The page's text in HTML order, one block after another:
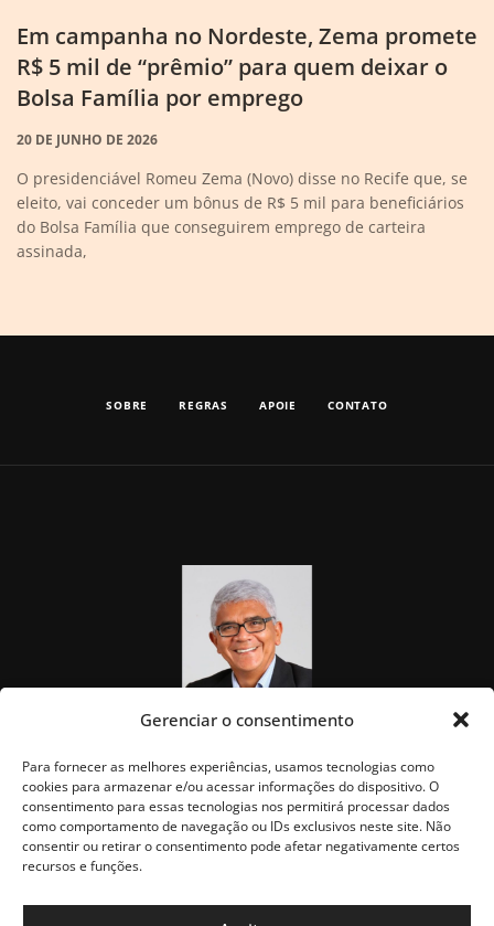
Gerenciar o consentimento
Para fornecer as melhores experiências, usamos tecnologias como
cookies para armazenar e/ou acessar informações do dispositivo. O
consentimento para essas tecnologias nos permitirá processar dados
como comportamento de navegação ou IDs exclusivos neste site. Não
consentir ou retirar o consentimento pode afetar negativamente certos
recursos e funções.
Em campanha no Nordeste, Zema promete
R$ 5 mil de “prêmio” para quem deixar o
Bolsa Família por emprego
20 DE JUNHO DE 2026
O presidenciável Romeu Zema (Novo) disse no Recife que, se
eleito, vai conceder um bônus de R$ 5 mil para beneficiários
do Bolsa Família que conseguirem emprego de carteira
assinada,
SOBRE REGRAS APOIE CONTATO